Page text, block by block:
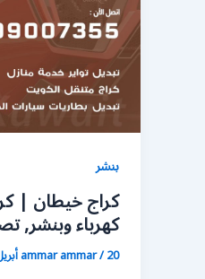
بنشر
كهرباء وبنشر,
ammar ammar/20 أبريل، 2020